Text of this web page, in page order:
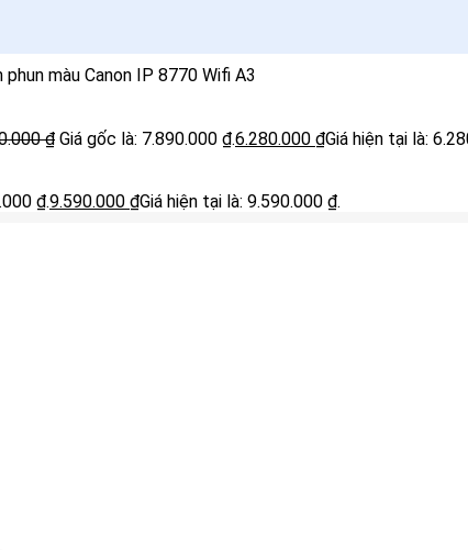
phun màu Canon IP 8770 Wifi A3
₫ Giá gốc là: 7.890.000 ₫.6.280.000 ₫Giá hiện tại là:
₫.9.590.000 ₫Giá hiện tại là: 9.590.000 ₫.